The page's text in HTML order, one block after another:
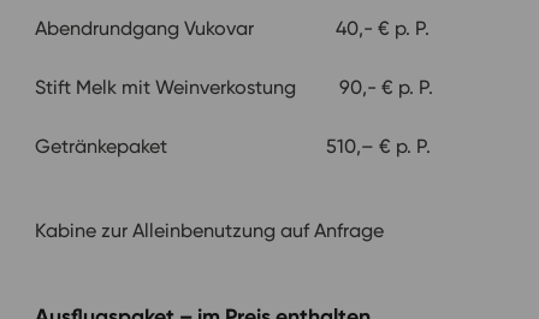
Abendrundgang Vukovar 40,- € p. P.
Stift Melk mit Weinverkostung 90,- € p. P.
Getränkepaket 510,– € p. P.
Kabine zur Alleinbenutzung auf Anfrage